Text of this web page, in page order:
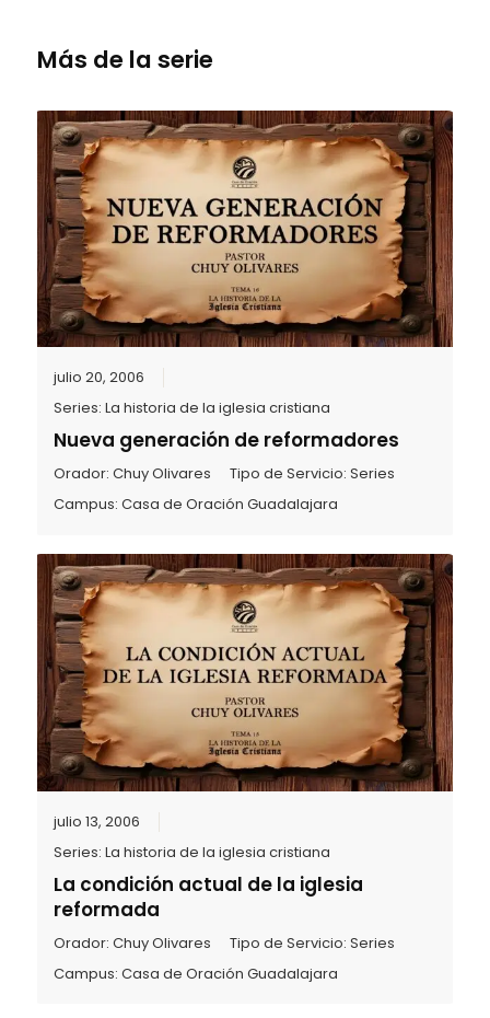
Más de la serie
julio 20, 2006
Series:La historia de la iglesia cristiana
Nueva generación de reformadores
Orador:Chuy Olivares Tipo de Servicio:Series
Campus:Casa de Oración Guadalajara
julio 13, 2006
Series:La historia de la iglesia cristiana
La condición actual de la iglesia
reformada
Orador:Chuy Olivares Tipo de Servicio:Series
Campus:Casa de Oración Guadalajara